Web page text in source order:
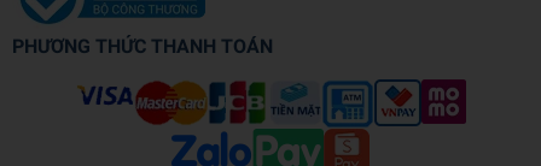
PHƯƠNG THỨC THANH TOÁN